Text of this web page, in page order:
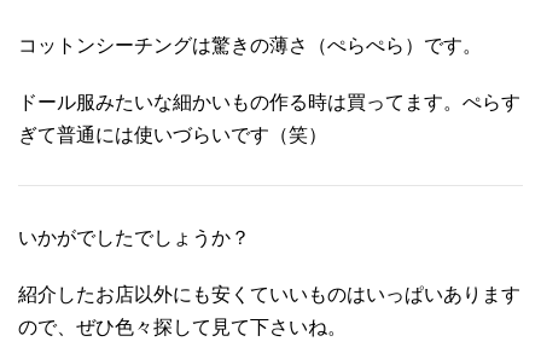
コットンシーチングは驚きの薄さ（ぺらぺら）です。
ドール服みたいな細かいもの作る時は買ってます。ぺらす
ぎて普通には使いづらいです（笑）
いかがでしたでしょうか？
紹介したお店以外にも安くていいものはいっぱいあります
ので、ぜひ色々探して見て下さいね。